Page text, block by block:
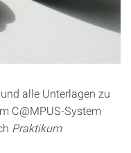
alle Unterlagen zu
C@MPUS-System
Praktikum